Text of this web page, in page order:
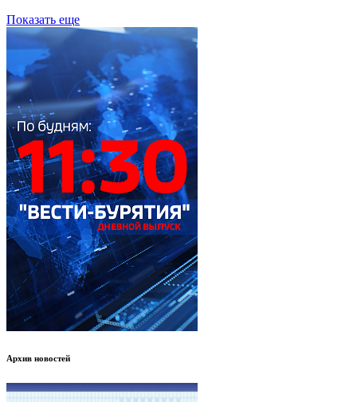
Показать еще
Архив новостей